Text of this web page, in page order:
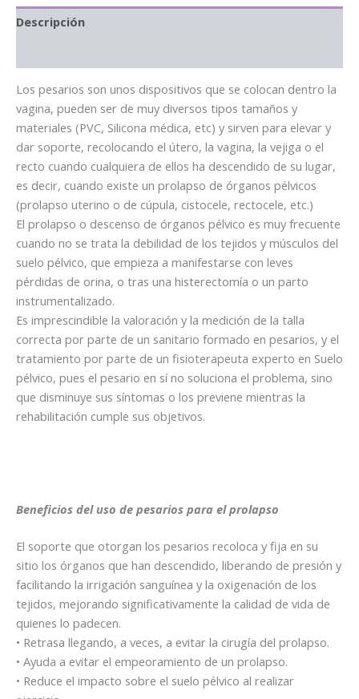
Descripción
Los pesarios son unos dispositivos que se colocan dentro la
vagina, pueden ser de muy diversos tipos tamaños y
materiales (PVC, Silicona médica, etc) y sirven para elevar y
dar soporte, recolocando el útero, la vagina, la vejiga o el
recto cuando cualquiera de ellos ha descendido de su lugar,
es decir, cuando existe un prolapso de órganos pélvicos
(prolapso uterino o de cúpula, cistocele, rectocele, etc.)
El prolapso o descenso de órganos pélvico es muy frecuente
cuando no se trata la debilidad de los tejidos y músculos del
suelo pélvico, que empieza a manifestarse con leves
pérdidas de orina, o tras una histerectomía o un parto
instrumentalizado.
Es imprescindible la valoración y la medición de la talla
correcta por parte de un sanitario formado en pesarios, y el
tratamiento por parte de un fisioterapeuta experto en Suelo
pélvico, pues el pesario en sí no soluciona el problema, sino
que disminuye sus síntomas o los previene mientras la
rehabilitación cumple sus objetivos.
Beneficios del uso de pesarios para el prolapso
El soporte que otorgan los pesarios recoloca y fija en su
sitio los órganos que han descendido, liberando de presión y
facilitando la irrigación sanguínea y la oxigenación de los
tejidos, mejorando significativamente la calidad de vida de
quienes lo padecen.
• Retrasa llegando, a veces, a evitar la cirugía del prolapso.
• Ayuda a evitar el empeoramiento de un prolapso.
• Reduce el impacto sobre el suelo pélvico al realizar